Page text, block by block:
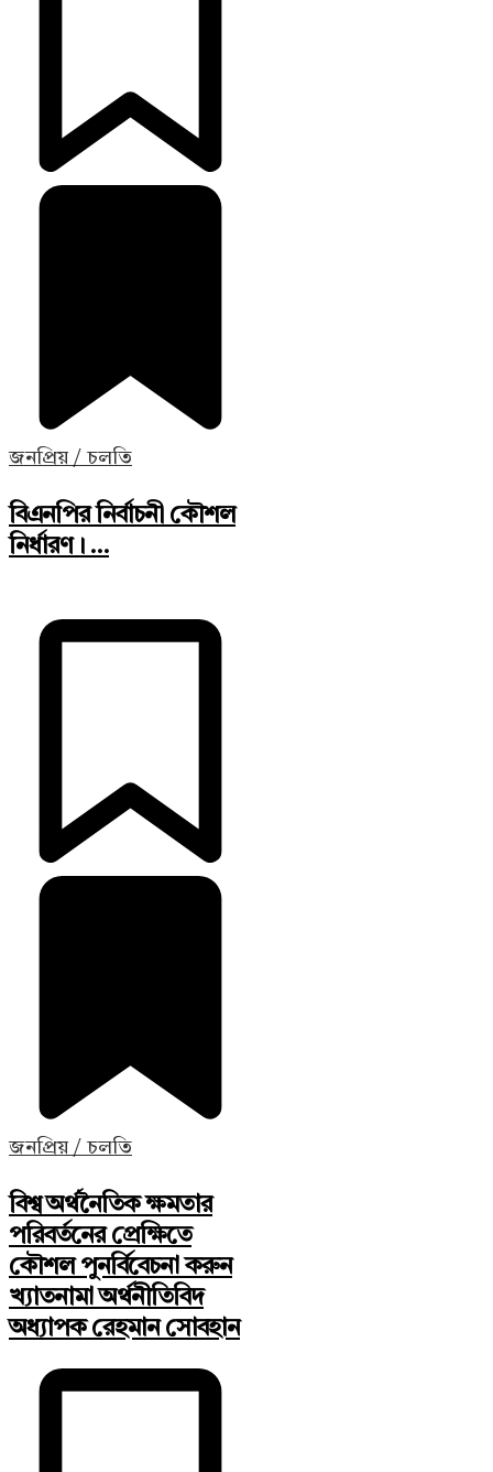
জনপ্রিয় / চলতি
বিএনপির নির্বাচনী কৌশল
নির্ধারণ। ...
জনপ্রিয় / চলতি
বিশ্ব অর্থনৈতিক ক্ষমতার
পরিবর্তনের প্রেক্ষিতে
কৌশল পুনর্বিবেচনা করুন
খ্যাতনামা অর্থনীতিবিদ
অধ্যাপক রেহমান সোবহান